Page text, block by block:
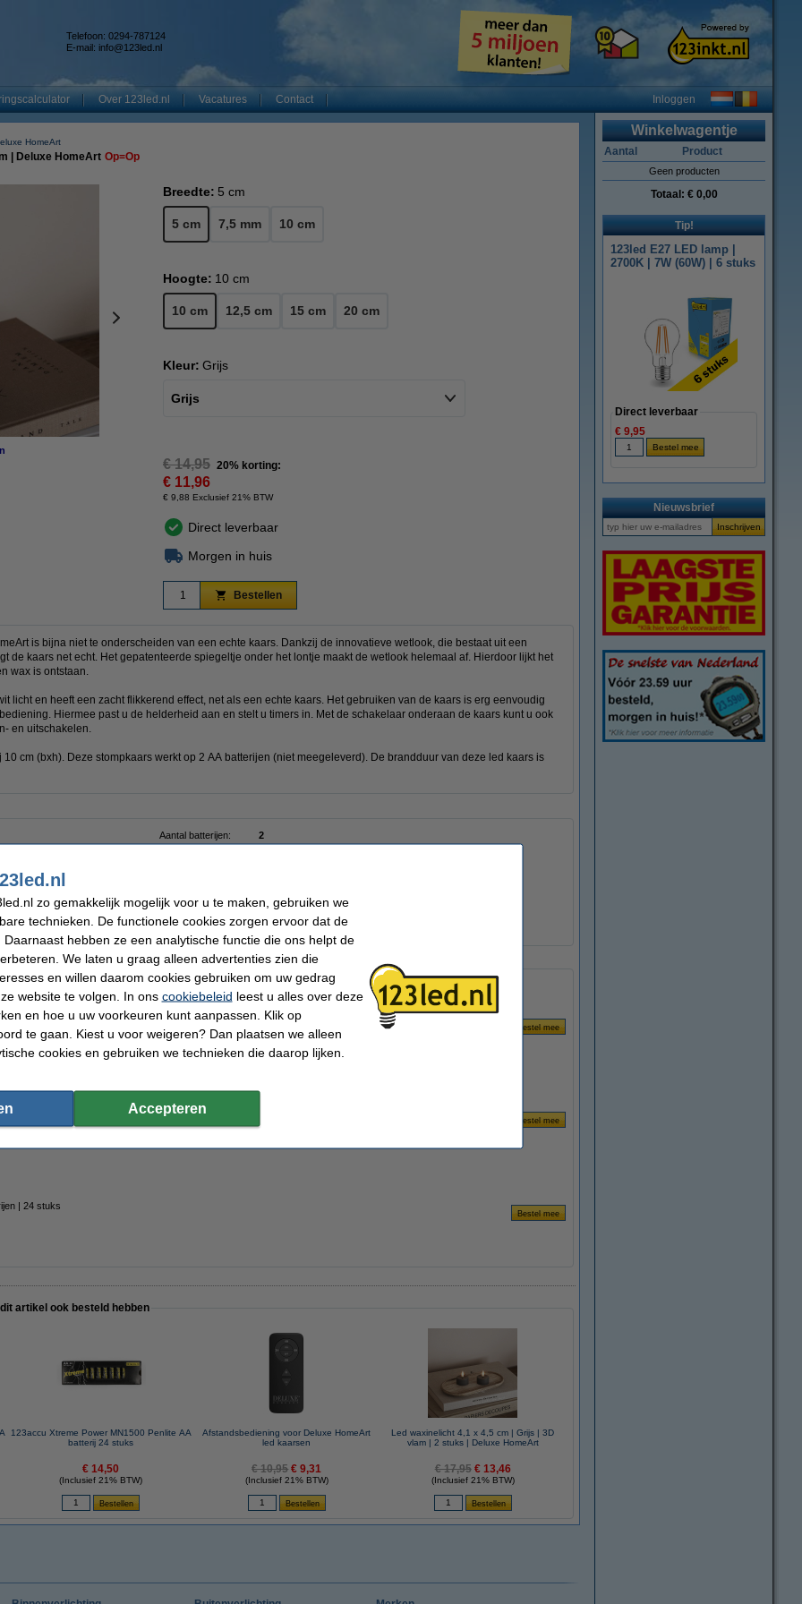
Telefoon: 0294-787124
E-mail: info@123led.nl
Over 123led.nl Vacatures Contact Inloggen
HomeArt
| Deluxe HomeArt Op=Op
Breedte: 5 cm
5 cm 7,5 mm 10 cm
Hoogte: 10 cm
10 cm 12,5 cm 15 cm 20 cm
Kleur: Grijs
Grijs
€ 14,95 20% korting:
€ 11,96
€ 9,88 Exclusief 21% BTW
Direct leverbaar
Morgen in huis
Bestellen
is bijna niet te onderscheiden van een echte kaars. Dankzij de innovatieve wetlook, die bestaat uit een
de kaars net echt. Het gepatenteerde spiegeltje onder het lontje maakt de wetlook helemaal af. Hierdoor lijkt het
wax is ontstaan.
licht en heeft een zacht flikkerend effect, net als een echte kaars. Het gebruiken van de kaars is erg eenvoudig
Hiermee past u de helderheid aan en stelt u timers in. Met de schakelaar onderaan de kaars kunt u ook
en uitschakelen.
cm (bxh). Deze stompkaars werkt op 2 AA batterijen (niet meegeleverd). De brandduur van deze led kaars is
Aantal batterijen:
2
Afmetingen:
5 x 10 cm (bxh)
Branduren:
400 uur
Aantal lampjes:
Deluxe HomeArt led kaarsen
| 4 stuks
| 24 stuks
artikel ook besteld hebben
123accu Xtreme Power MN1500 Penlite AA
batterij 24 stuks
€ 14,50
(Inclusief 21% BTW)
Afstandsbediening voor Deluxe HomeArt
led kaarsen
€ 10,95 € 9,31
(Inclusief 21% BTW)
Led waxinelicht 4,1 x 4,5 cm | Grijs | 3D
vlam | 2 stuks | Deluxe HomeArt
€ 17,95 € 13,46
(Inclusief 21% BTW)
Winkelwagentje
Aantal Product
Geen producten
Totaal: € 0,00
Tip!
123led E27 LED lamp |
2700K | 7W (60W) | 6 stuks
Direct leverbaar
€ 9,95
Nieuwsbrief
zo gemakkelijk mogelijk voor u te maken, gebruiken we
technieken. De functionele cookies zorgen ervoor dat de
hebben ze een analytische functie die ons helpt de
We laten u graag alleen advertenties zien die
en willen daarom cookies gebruiken om uw gedrag
website te volgen. In ons cookiebeleid leest u alles over deze
en hoe u uw voorkeuren kunt aanpassen. Klik op
te gaan. Kiest u voor weigeren? Dan plaatsen we alleen
cookies en gebruiken we technieken die daarop lijken.
Accepteren